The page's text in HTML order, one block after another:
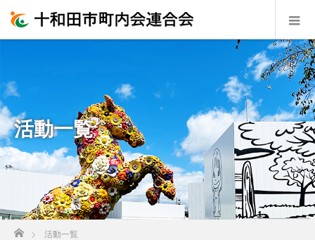
活動一覧
ホーム
活動一覧